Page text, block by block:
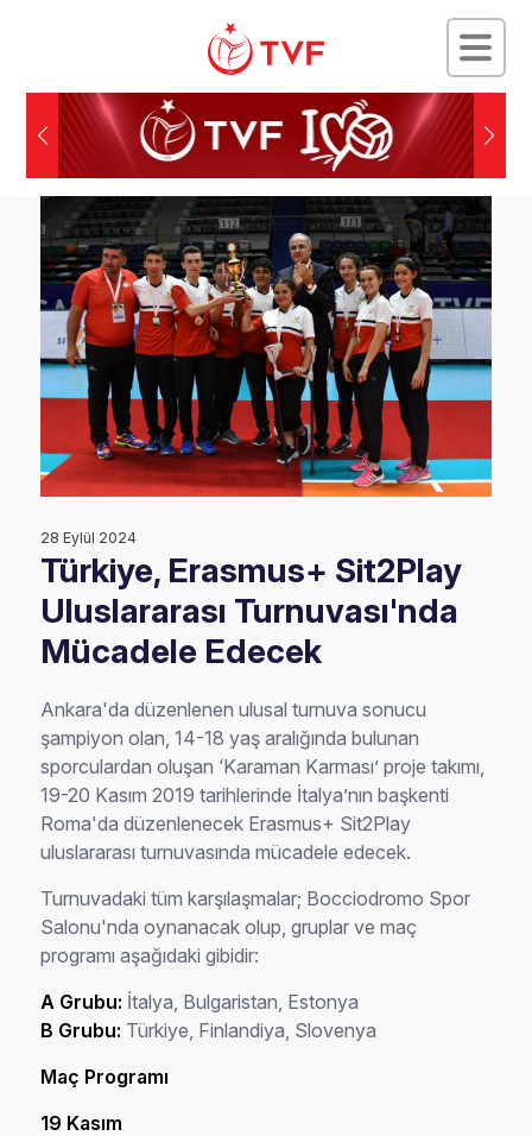
28 Eylül 2024
Türkiye, Erasmus+ Sit2Play
Uluslararası Turnuvası'nda
Mücadele Edecek
Ankara'da düzenlenen ulusal turnuva sonucu
şampiyon olan, 14-18 yaş aralığında bulunan
sporculardan oluşan ‘Karaman Karması’ proje takımı,
19-20 Kasım 2019 tarihlerinde İtalya’nın başkenti
Roma'da düzenlenecek Erasmus+ Sit2Play
uluslararası turnuvasında mücadele edecek.
Turnuvadaki tüm karşılaşmalar; Bocciodromo Spor
Salonu'nda oynanacak olup, gruplar ve maç
programı aşağıdaki gibidir:
A Grubu: İtalya, Bulgaristan, Estonya
B Grubu: Türkiye, Finlandiya, Slovenya
Maç Programı
19 Kasım